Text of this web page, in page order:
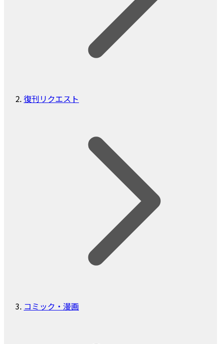
復刊リクエスト
コミック・漫画